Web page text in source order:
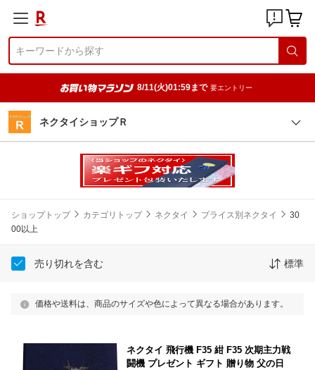
8/11(火)01:59まで 要エントリー
ネクタイショップＲ
ショップトップ カテゴリトップ ネクタイ プライス別ネクタイ
30
00以上
売り切れを含む 標準
価格や送料は、商品のサイズや色によって異なる場合があります。
ネクタイ 飛行機 F35 紺 F35 次期主力戦
闘機 プレゼント ギフト 贈り物 父の日